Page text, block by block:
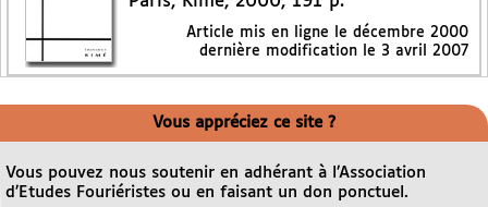
Article mis en ligne le décembre 2000
dernière modification le 3 avril 2007
Vous appréciez ce site ?
Vous pouvez nous soutenir en adhérant à l’Association
d’Etudes Fouriéristes ou en faisant un don ponctuel.